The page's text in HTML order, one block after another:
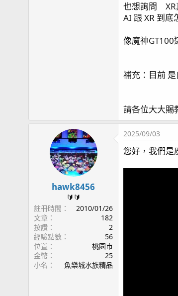
也想詢問 XR
AI 跟 XR 到底
像魔神GT100
補充：目前
請各位大大賜
hawk8456
🔰🔰
註冊時間
2010/01/26
文章
182
按讚
2
經驗點數
56
位置
桃園市
金幣
25
小名
魚樂城水族精品
2025/09/03
您好，我們是